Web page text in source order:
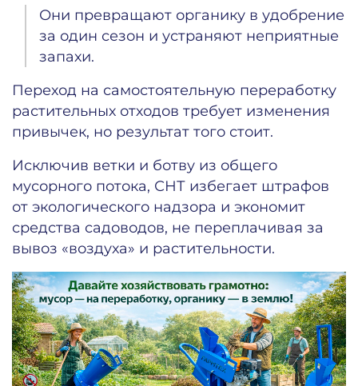
Они превращают органику в удобрение
за один сезон и устраняют неприятные
запахи.
Переход на самостоятельную переработку
растительных отходов требует изменения
привычек, но результат того стоит.
Исключив ветки и ботву из общего
мусорного потока, СНТ избегает штрафов
от экологического надзора и экономит
средства садоводов, не переплачивая за
вывоз «воздуха» и растительности.